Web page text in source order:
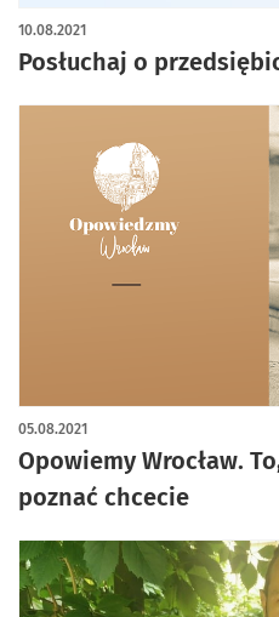
Posłuchaj o
10.08.2021
Opowiemy Wrocław.
poznać chcecie
05.08.2021